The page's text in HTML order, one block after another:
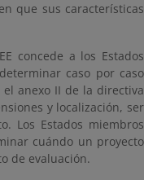
que sus características
concede a los Estados
caso por caso
anexo II de la directiva
y localización, ser
Los Estados miembros
cuándo un proyecto
de evaluación.